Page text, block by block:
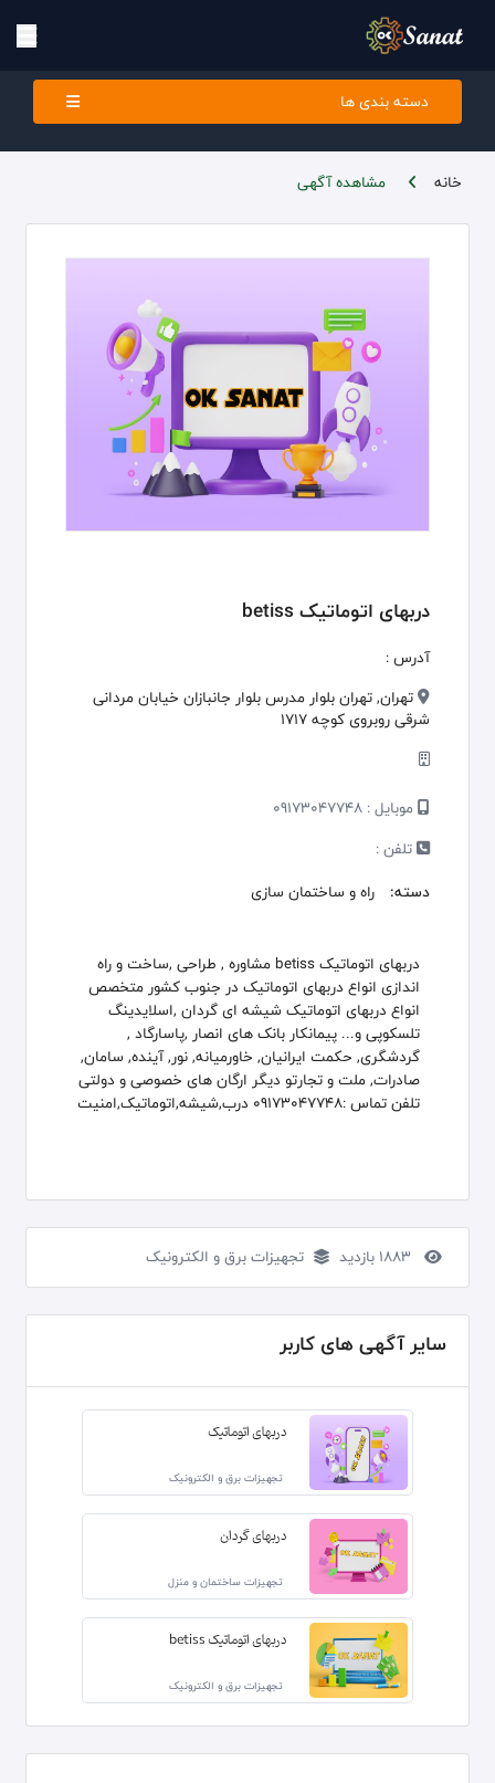
دسته بندی ها
خانه مشاهده آگهی
دربهای اتوماتیک betiss
آدرس :
تهران, تهران بلوار مدرس بلوار جانبازان خیابان مردانی
شرقی روبروی کوچه 1717
موبایل : 09173047748
تلفن :
دسته:
راه و ساختمان سازی
دربهای اتوماتیک betiss مشاوره , طراحی ,ساخت و راه
اندازی انواع دربهای اتوماتیک در جنوب کشور متخصص
انواع دربهای اتوماتیک شیشه ای گردان ,اسلایدینگ
تلسکوپی و... پیمانکار بانک های انصار ,پاسارگاد ,
گردشگری, حکمت ایرانیان, خاورمیانه, نور, آینده, سامان,
صادرات, ملت و تجارتو دیگر ارگان های خصوصی و دولتی
تلفن تماس :09173047748 درب,شیشه,اتوماتیک,امنیت
تجهیزات برق و الکترونیک
سایر آگهی های کاربر
دربهای اتوماتیک
تجهیزات برق و الکترونیک
دربهای گردان
تجهیزات ساختمان و منزل
دربهای اتوماتیک betiss
تجهیزات برق و الکترونیک